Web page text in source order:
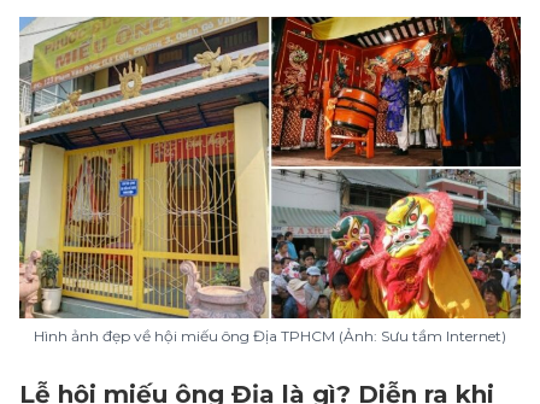
Hình ảnh đẹp về hội miếu ông Địa TPHCM (Ảnh: Sưu tầm Internet)
Lễ hội miếu ông Địa là gì? Diễn ra khi